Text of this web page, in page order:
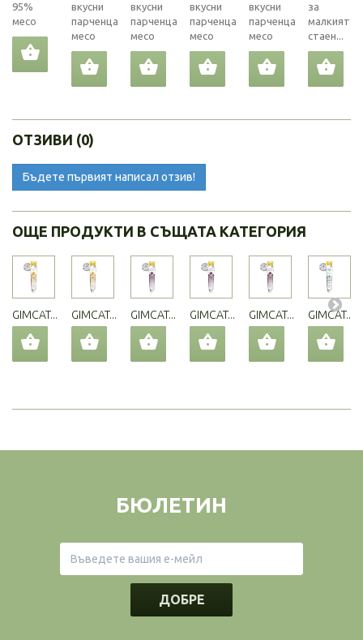
95%
месо
вкусни
парченца
месо
вкусни
парченца
месо
вкусни
парченца
месо
вкусни
парченца
месо
за
малкият
стаен...
ОТЗИВИ (0)
Бъдете първият написал отзив!
ОЩЕ ПРОДУКТИ В СЪЩАТА КАТЕГОРИЯ
GIMCAT... GIMCAT... GIMCAT... GIMCAT... GIMCAT... GIMCAT...
БЮЛЕТИН
ДОБРЕ